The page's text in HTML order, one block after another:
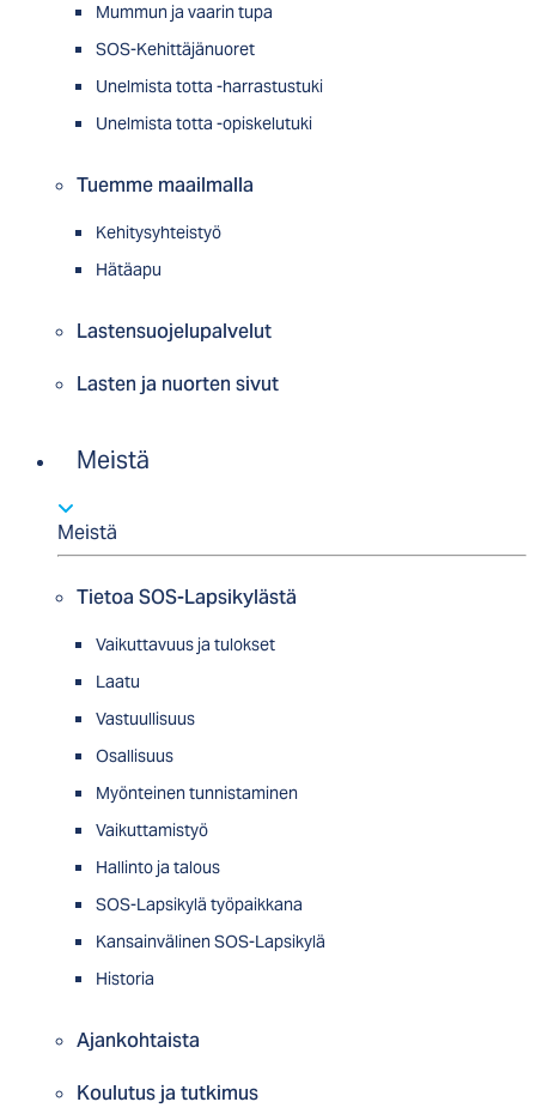
Mummun ja vaarin tupa
SOS-Kehittäjänuoret
Unelmista totta -harrastustuki
Unelmista totta -opiskelutuki
Tuemme maailmalla
Kehitysyhteistyö
Hätäapu
Lastensuojelupalvelut
Lasten ja nuorten sivut
Meistä
Meistä
Tietoa SOS-Lapsikylästä
Vaikuttavuus ja tulokset
Laatu
Vastuullisuus
Osallisuus
Myön­tei­nen tun­nis­ta­minen
Vaikuttamistyö
Hallinto ja talous
SOS-Lapsikylä työpaikkana
Kansainvälinen SOS-Lapsikylä
Historia
Ajankohtaista
Koulutus ja tutkimus